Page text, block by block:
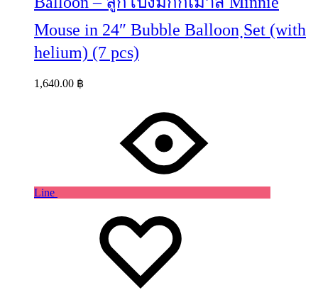
Mouse in 24″ Bubble Balloon ฺSet (with
helium) (7 pcs)
1,640.00 ฿
Line